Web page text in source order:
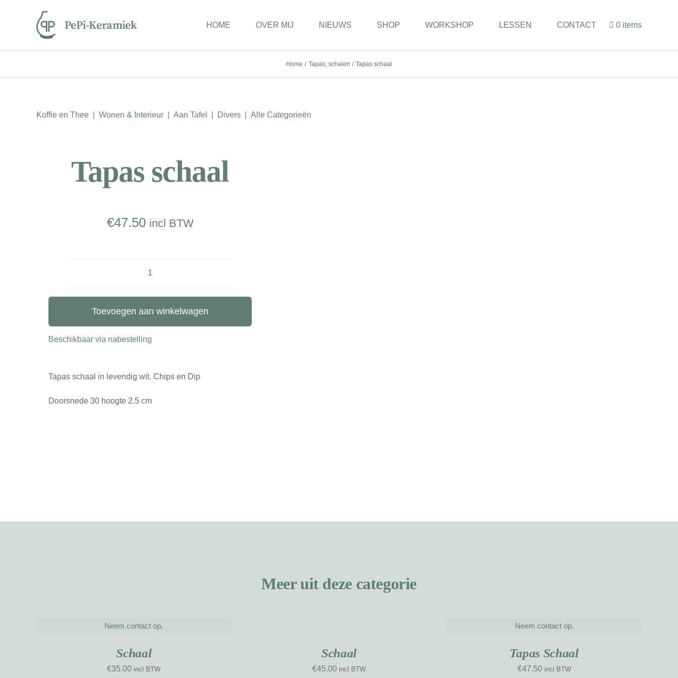
HOME OVER MIJ NIEUWS SHOP WORKSHOP LESSEN CONTACT 0 items
Home Tapas, schalen Tapas schaal
Koffie en Thee| Wonen & Interieur| Aan Tafel Divers| Alle Categorieën
Tapas schaal
€47.50 incl BTW
aantal
Toevoegen aan winkelwagen
Beschikbaar via nabestelling
Tapas schaal in levendig wit. Chips en Dip
Doorsnede 30 hoogte 2.5 cm
Meer uit deze categorie
Neem contact op.
Schaal
€35.00 incl BTW
Schaal
€45.00 incl BTW
Neem contact op.
Tapas Schaal
€47.50 incl BTW